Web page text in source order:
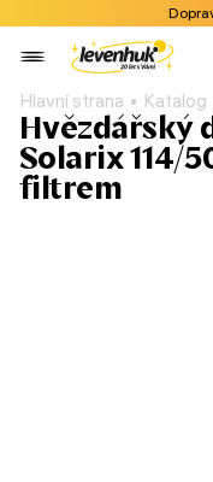
Hlavní strana Katalog
Hvězdářský
Solarix 114/
filtrem